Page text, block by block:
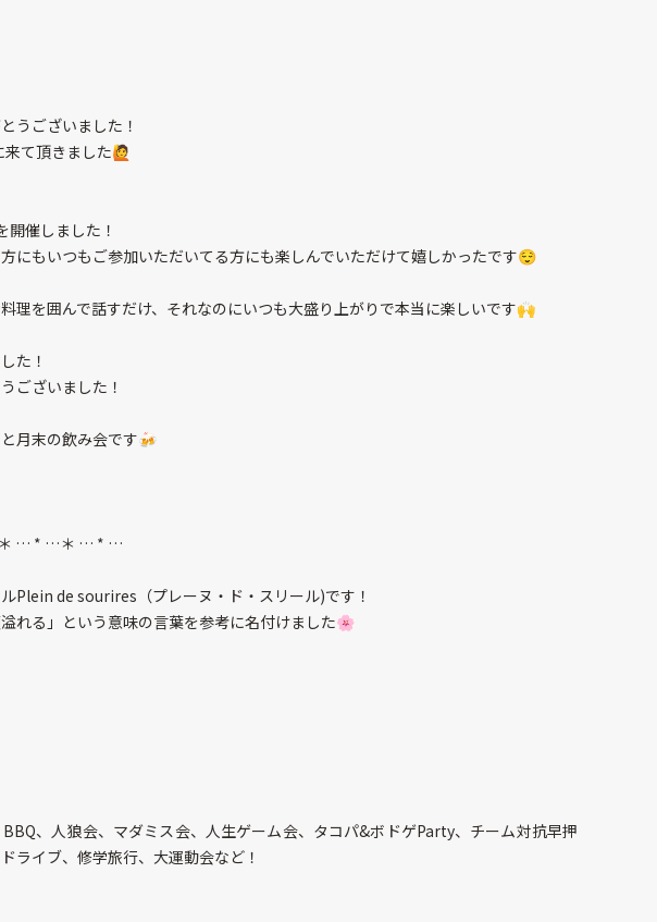
うございました！
て頂きました🙋
催しました！
にもいつもご参加いただいてる方にも楽しんでいただけて嬉しかったです😌
理を囲んで話すだけ、それなのにいつも大盛り上がりで本当に楽しいです🙌
た！
ございました！
月末の飲み会です🍻
… * …＊ … * …
Plein de sourires（プレーヌ・ド・スリール)です！
れる」という意味の言葉を参考に名付けました🌸
、人狼会、マダミス会、人生ゲーム会、タコパ&ボドゲParty、チーム対抗早押
ライブ、修学旅行、大運動会など！